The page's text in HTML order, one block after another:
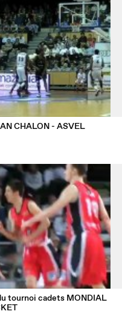
CHALON - ASVEL
tournoi cadets MONDIAL